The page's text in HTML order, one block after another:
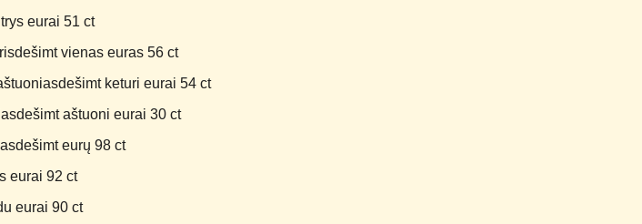
eurai 51 ct
vienas euras 56 ct
keturi eurai 54 ct
aštuoni eurai 30 ct
eurų 98 ct
eurai 92 ct
eurai 90 ct